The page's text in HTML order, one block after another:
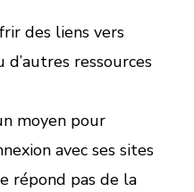
des liens vers
ressources
moyen pour
avec ses sites
répond pas de la